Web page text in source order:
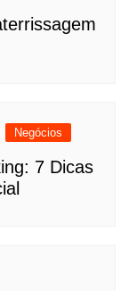
Negócios
7 Dicas